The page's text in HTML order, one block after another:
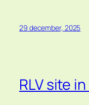
29 december, 2025
RLV site